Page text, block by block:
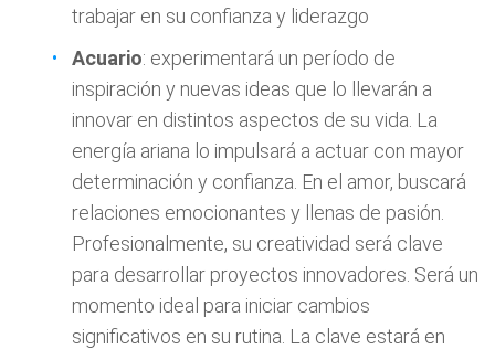
trabajar en su confianza y liderazgo
Acuario: experimentará un período de
inspiración y nuevas ideas que lo llevarán a
innovar en distintos aspectos de su vida. La
energía ariana lo impulsará a actuar con mayor
determinación y confianza. En el amor, buscará
relaciones emocionantes y llenas de pasión.
Profesionalmente, su creatividad será clave
para desarrollar proyectos innovadores. Será un
momento ideal para iniciar cambios
significativos en su rutina. La clave estará en